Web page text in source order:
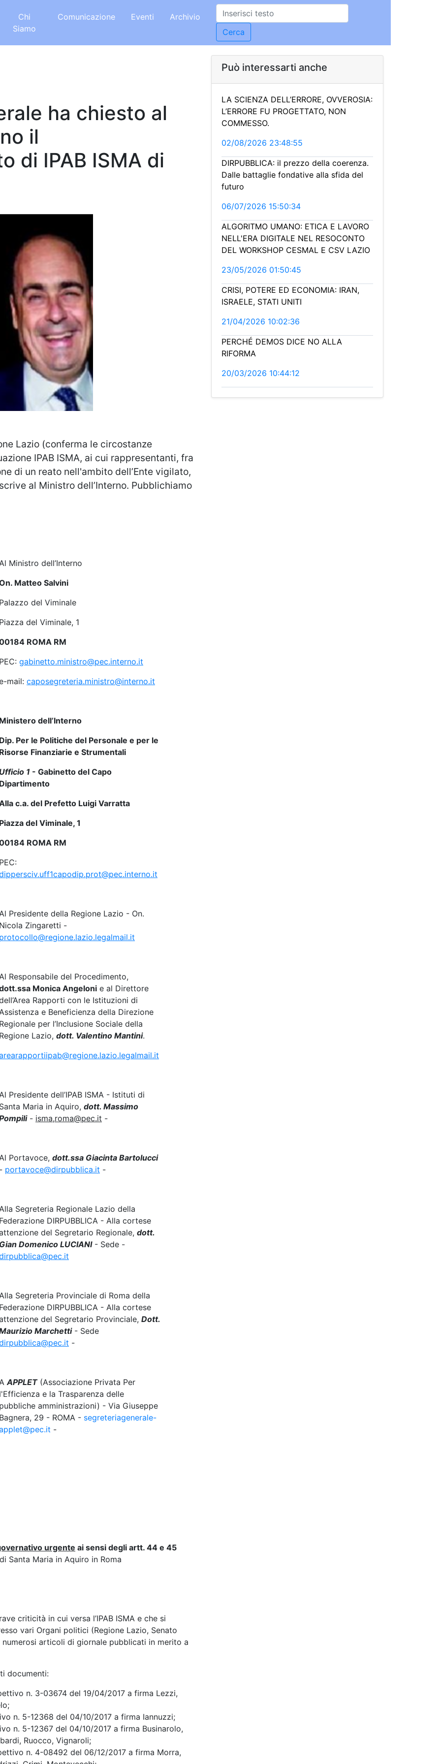
Chi
Siamo
Comunicazione Eventi Archivio
ha chiesto al
il
di IPAB ISMA di
Lazio (conferma le circostanze
IPAB ISMA, ai cui rappresentanti, fra
di un reato nell'ambito dell’Ente vigilato,
al Ministro dell’Interno. Pubblichiamo
Ministro dell’Interno
Matteo Salvini
Palazzo del Viminale
Piazza del Viminale, 1
0184 ROMA RM
PEC: gabinetto.ministro@pec.interno.it
mail: caposegreteria.ministro@interno.it
Ministero dell’Interno
Dip. Per le Politiche del Personale e per le
Risorse Finanziarie e Strumentali
Ufficio 1 - Gabinetto del Capo
Dipartimento
c.a. del Prefetto Luigi Varratta
Piazza del Viminale, 1
ROMA RM
PEC:
Presidente della Regione Lazio - On.
Nicola Zingaretti -
protocollo@regione.lazio.legalmail.it
Responsabile del Procedimento,
Monica Angeloni e al Direttore
Rapporti con le Istituzioni di
e Beneficienza della Direzione
Regionale per l’Inclusione Sociale della
Regione Lazio, dott. Valentino Mantini.
Presidente dell’IPAB ISMA - Istituti di
Santa Maria in Aquiro, dott. Massimo
- isma,roma@pec.it -
Portavoce, dott.ssa Giacinta Bartolucci
- portavoce@dirpubblica.it -
Segreteria Regionale Lazio della
Federazione DIRPUBBLICA - Alla cortese
del Segretario Regionale, dott.
Gian Domenico LUCIANI- Sede -
Segreteria Provinciale di Roma della
Federazione DIRPUBBLICA - Alla cortese
del Segretario Provinciale, Dott.
Marchetti- Sede
-
APPLET(Associazione Privata Per
l'Efficienza e la Trasparenza delle
pubbliche amministrazioni) - Via Giuseppe
Bagnera, 29 - ROMA - segreteriagenerale-
-
urgente ai sensi degli artt. 44 e 45
Santa Maria in Aquiro in Roma
criticità in cui versa l’IPAB ISMA e che si
vari Organi politici (Regione Lazio, Senato
articoli di giornale pubblicati in merito a
documenti:
n. 3-03674 del 19/04/2017 a firma Lezzi,
n. 5-12368 del 04/10/2017 a firma Iannuzzi;
n. 5-12367 del 04/10/2017 a firma Businarolo,
Ruocco, Vignaroli;
n. 4-08492 del 06/12/2017 a firma Morra,
Può interessarti anche
LA SCIENZA DELL’ERRORE, OVVEROSIA:
L’ERRORE FU PROGETTATO, NON
COMMESSO.
02/08/2026 23:48:55
DIRPUBBLICA: il prezzo della coerenza.
Dalle battaglie fondative alla sfida del
futuro
06/07/2026 15:50:34
ALGORITMO UMANO: ETICA E LAVORO
NELL'ERA DIGITALE NEL RESOCONTO
DEL WORKSHOP CESMAL E CSV LAZIO
23/05/2026 01:50:45
CRISI, POTERE ED ECONOMIA: IRAN,
ISRAELE, STATI UNITI
21/04/2026 10:02:36
PERCHÉ DEMOS DICE NO ALLA
RIFORMA
20/03/2026 10:44:12